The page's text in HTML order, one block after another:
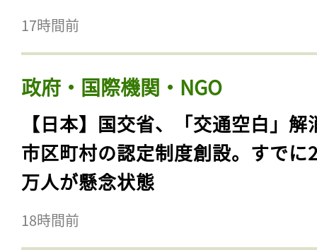
17時間前
政府・国際機関・NGO
【日本】国交省、「交通空白」解
市区町村の認定制度創設。すでに
万人が懸念状態
18時間前